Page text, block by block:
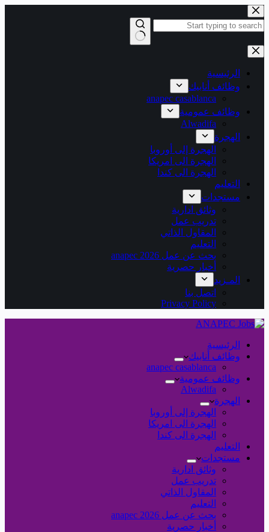
التجاوز
إلى
المحتوى
نتائج
الرئيسية
وظائف أنابيك
anapec casablanca
وظائف عمومية
Alwadifa
الهجرة
الهجرة إلى أوروبا
الهجرة الى امريكا
الهجرة الى كندا
التعليم
مستجدات
وثائق ادارية
تدريب عمل
المقاول الذاتي
التعليم
بحث عن عمل 2026 anapec
أخبار حصرية
المـزيد
اتصل بنا
Privacy Policy
الرئيسية
وظائف أنابيك
anapec casablanca
وظائف عمومية
Alwadifa
الهجرة
الهجرة إلى أوروبا
الهجرة الى امريكا
الهجرة الى كندا
التعليم
مستجدات
وثائق ادارية
تدريب عمل
المقاول الذاتي
التعليم
بحث عن عمل 2026 anapec
أخبار حصرية